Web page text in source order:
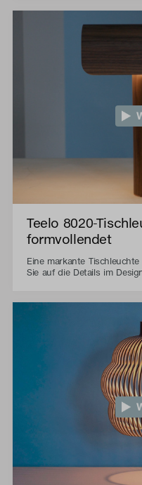
Teelo 8020-
formvollendet
Eine markante
Sie auf die Details im